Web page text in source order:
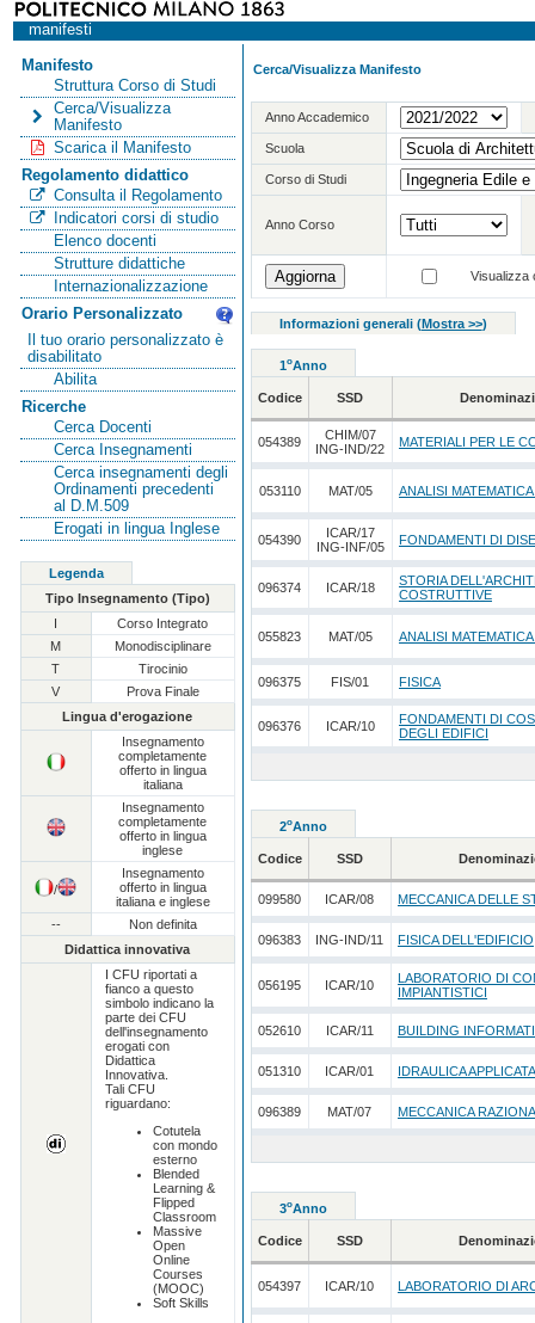
manifesti
Manifesto
Struttura Corso di Studi
Cerca/Visualizza
Manifesto
Scarica il Manifesto
Regolamento didattico
Consulta il Regolamento
Indicatori corsi di studio
Elenco docenti
Strutture didattiche
Internazionalizzazione
Orario Personalizzato
Il tuo orario personalizzato è
disabilitato
Abilita
Ricerche
Cerca Docenti
Cerca Insegnamenti
Cerca insegnamenti degli
Ordinamenti precedenti
al D.M.509
Erogati in lingua Inglese
Legenda
Tipo Insegnamento (Tipo)
I
Corso Integrato
M
Monodisciplinare
T
Tirocinio
V
Prova Finale
Lingua d'erogazione
Insegnamento
completamente
offerto in lingua
italiana
Insegnamento
completamente
offerto in lingua
inglese
/
Insegnamento
offerto in lingua
italiana e inglese
--
Non definita
Didattica innovativa
I CFU riportati a
fianco a questo
simbolo indicano la
parte dei CFU
dell'insegnamento
erogati con
Didattica
Innovativa.
Tali CFU
riguardano:
Cotutela
con mondo
esterno
Blended
Learning &
Flipped
Classroom
Massive
Open
Online
Courses
(MOOC)
Soft Skills
Cerca/Visualizza Manifesto
Anno Accademico
Scuola
Corso di Studi
Anno Corso
Visualizza
Informazioni generali (Mostra >>)
1oAnno
Codice SSD
054389
CHIM/07
ING-IND/22
MATERIALI PER LE
053110 MAT/05 ANALISI MATEMATICA
054390
ICAR/17
ING-INF/05
FONDAMENTI DI
096374 ICAR/18
STORIA
COSTRUTTIVE
055823 MAT/05 ANALISI MATEMATICA
096375 FIS/01 FISICA
096376 ICAR/10
FONDAMENTI DI
DEGLI EDIFICI
2oAnno
Codice SSD
099580 ICAR/08 MECCANICA DELLE
096383 ING-IND/11 FISICA DELL'EDIFICIO
056195 ICAR/10
LABORATORIO DI
IMPIANTISTICI
052610 ICAR/11 BUILDING
051310 ICAR/01 IDRAULICA APPLICATA
096389 MAT/07 MECCANICA
3oAnno
Codice SSD
054397 ICAR/10 LABORATORIO DI